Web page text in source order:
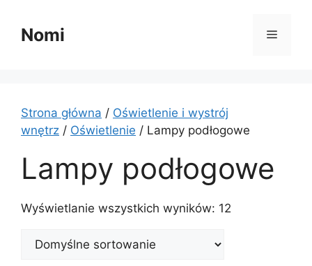
treściNomi Menu
Strona główna / Oświetlenie i wystrój
wnętrz / Oświetlenie / Lampy podłogowe
Lampy podłogowe
Wyświetlanie wszystkich wyników: 12